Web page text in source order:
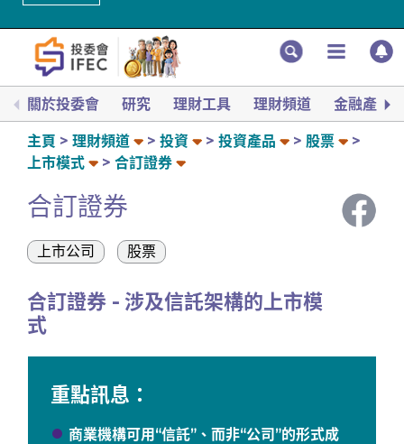
關於投委會 研究 理財工具 理財頻道 金融產品
主頁 理財頻道 投資 投資產品
股票
上市模式
合訂證券
合訂證券
上市公司 股票
合訂證券 - 涉及信託架構的上市模
式
重點訊息：
商業機構可用“信託”、而非“公司”的形式成